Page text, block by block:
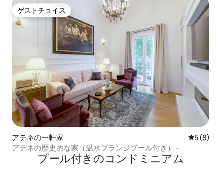
ゲストチョイス
ゲストチョイス
アテネの一軒家 レビュー
5 (8)
アテネの歴史的な家（温水プランジプール付き） ·
プール付きのコンドミニアム